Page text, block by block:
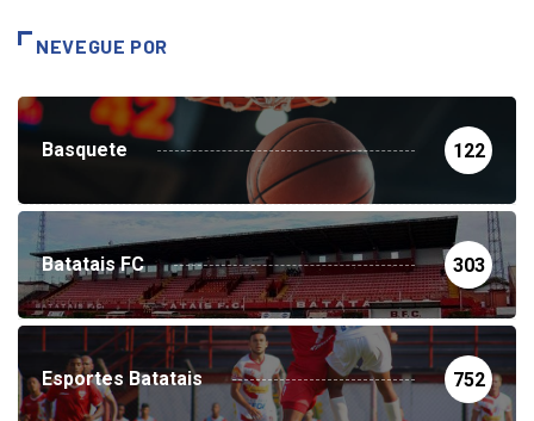
NEVEGUE POR
Basquete 122
Batatais FC 303
Esportes Batatais 752